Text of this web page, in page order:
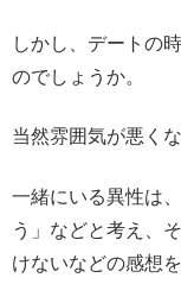
しかし、デートの
のでしょうか。
当然雰囲気が悪くな
一緒にいる異性は
う」などと考え、
けないなどの感想